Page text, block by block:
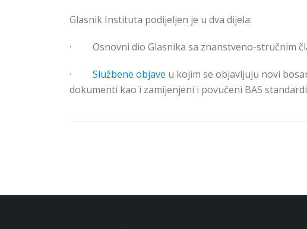
Glasnik Instituta podijeljen je u dva dijela:
· Osnovni dio Glasnika sa znanstveno-stručnim
· Službene objave u kojim se objavljuju novi
dokumenti kao i zamijenjeni i povučeni BAS